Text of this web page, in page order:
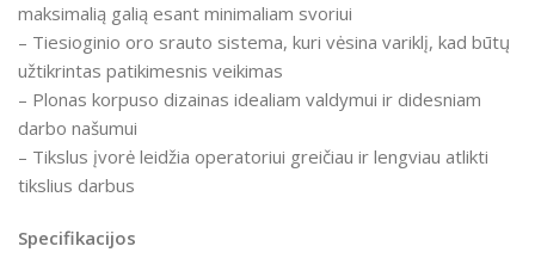
maksimalią galią esant minimaliam svoriui
– Tiesioginio oro srauto sistema, kuri vėsina variklį, kad būtų
užtikrintas patikimesnis veikimas
– Plonas korpuso dizainas idealiam valdymui ir didesniam
darbo našumui
– Tikslus įvorė leidžia operatoriui greičiau ir lengviau atlikti
tikslius darbus
Specifikacijos